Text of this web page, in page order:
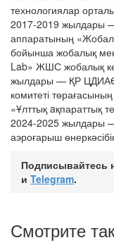
технологиялар
2017-2019 жылдары
аппаратының
бойынша жобалық
Lab» ЖШС жобалық
жылдары — ҚР ЦДИАӨМ
комитеті
«Ұлттық aқпараттық
2024-2025 жылдары
аэроғарыш
Подписывайтесь
и Telegram.
Смотрите